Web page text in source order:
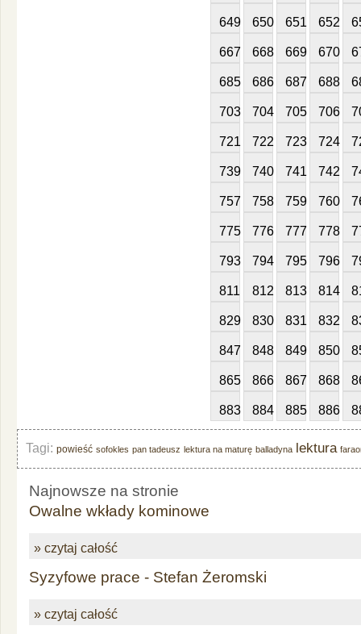
649 650 651 652
667 668 669 670
685 686 687 688
703 704 705 706
721 722 723 724
739 740 741 742
757 758 759 760
775 776 777 778
793 794 795 796
811 812 813 814
829 830 831 832
847 848 849 850
865 866 867 868
883 884 885 886
Tagi: powieść sofokles pan tadeusz lektura na maturę balladyna lektura
Najnowsze na stronie
Owalne wkłady kominowe
» czytaj całość
Syzyfowe prace - Stefan Żeromski
» czytaj całość